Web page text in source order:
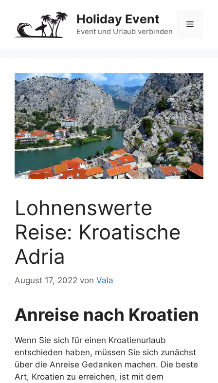
springen
Holiday Event
Event und Urlaub verbinden
Menü
Lohnenswerte
Reise: Kroatische
Adria
August 17, 2022 von Vala
Anreise nach Kroatien
Wenn Sie sich für einen Kroatienurlaub
entschieden haben, müssen Sie sich zunächst
über die Anreise Gedanken machen. Die beste
Art, Kroatien zu erreichen, ist mit dem